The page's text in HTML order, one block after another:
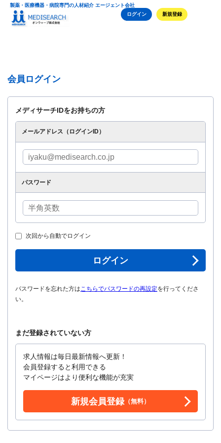
製薬・医療機器・病院専門の人材紹介 エージェント会社
ログイン
新規登録
会員ログイン
メディサーチIDをお持ちの方
メールアドレス（ログインID）
パスワード
次回から自動でログイン
ログイン
パスワードを忘れた方はこちらでパスワードの再設定を行ってくださ
い。
まだ登録されていない方
求人情報は毎日最新情報へ更新！
会員登録すると利用できる
マイページはより便利な機能が充実
新規会員登録（無料）